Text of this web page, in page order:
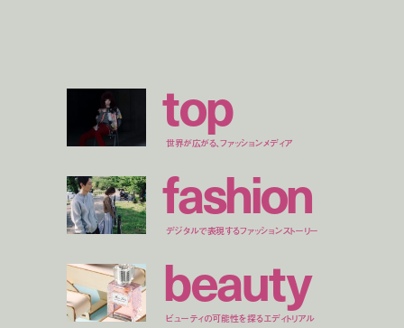
top
世界が広がる、ファッションメディア
fashion
デジタルで表現するファッションストーリー
beauty
ビューティの可能性を探るエディトリアル